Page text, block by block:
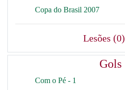
Copa do Brasil 2007
Lesões (0)
Gols
Com o Pé - 1